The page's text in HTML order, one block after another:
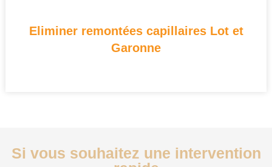
Eliminer remontées capillaires Lot et
Garonne
Si vous souhaitez une intervention